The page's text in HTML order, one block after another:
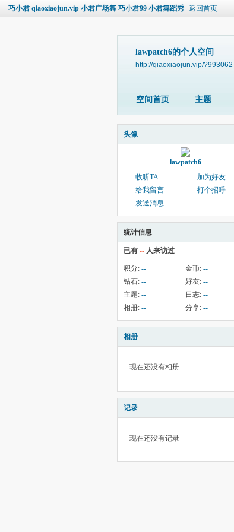
巧小君 qiaoxiaojun.vip 小君广场舞 巧小君99 小君舞蹈秀 返回首页
lawpatch6的个人空间
http://qiaoxiaojun.vip/?993062
空间首页 主题
头像
lawpatch6
收听TA
加为好友
给我留言
打个招呼
发送消息
统计信息
已有 -- 人来访过
积分: -- 金币: --
钻石: -- 好友: --
主题: -- 日志: --
相册: -- 分享: --
相册
现在还没有相册
记录
现在还没有记录